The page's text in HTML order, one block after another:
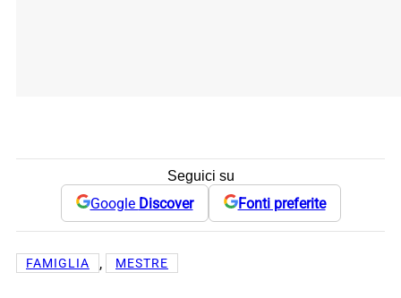
Seguici su
Google Discover Fonti preferite
FAMIGLIA , MESTRE